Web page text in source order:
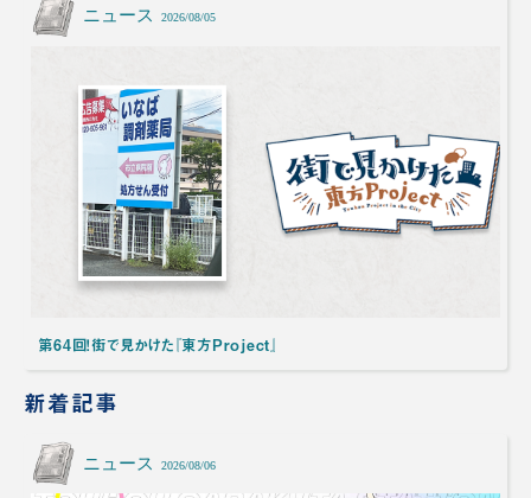
ニュース 2026/08/05
第64回！街で見かけた『東方Project』
新着記事
ニュース 2026/08/06